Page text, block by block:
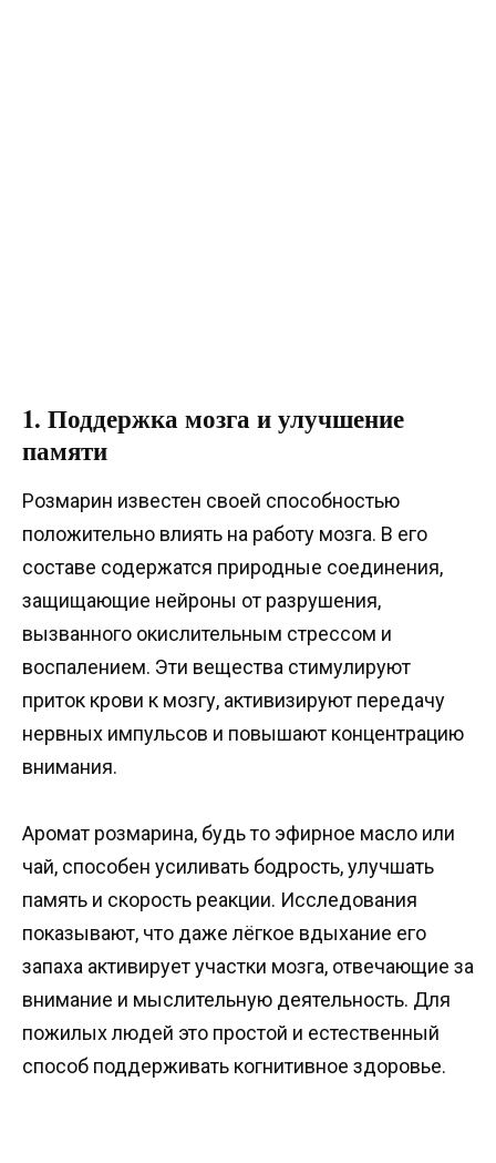
1. Поддержка мозга и улучшение
памяти
Розмарин известен своей способностью
положительно влиять на работу мозга. В его
составе содержатся природные соединения,
защищающие нейроны от разрушения,
вызванного окислительным стрессом и
воспалением. Эти вещества стимулируют
приток крови к мозгу, активизируют передачу
нервных импульсов и повышают концентрацию
внимания.
Аромат розмарина, будь то эфирное масло или
чай, способен усиливать бодрость, улучшать
память и скорость реакции. Исследования
показывают, что даже лёгкое вдыхание его
запаха активирует участки мозга, отвечающие за
внимание и мыслительную деятельность. Для
пожилых людей это простой и естественный
способ поддерживать когнитивное здоровье.